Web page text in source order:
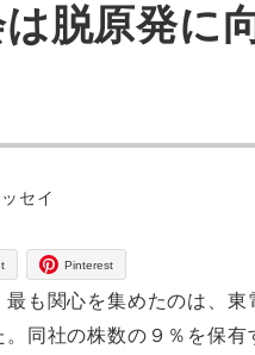
脱原発に
セイ
Pinterest
も関心を集めたのは、
同社の株数の９％を保有